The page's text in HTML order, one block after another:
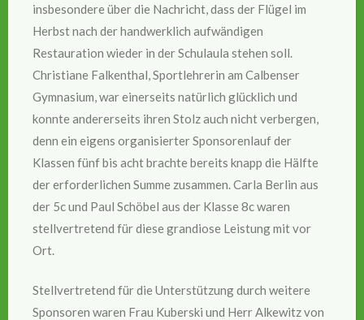
insbesondere über die Nachricht, dass der Flügel im
Herbst nach der handwerklich aufwändigen
Restauration wieder in der Schulaula stehen soll.
Christiane Falkenthal, Sportlehrerin am Calbenser
Gymnasium, war einerseits natürlich glücklich und
konnte andererseits ihren Stolz auch nicht verbergen,
denn ein eigens organisierter Sponsorenlauf der
Klassen fünf bis acht brachte bereits knapp die Hälfte
der erforderlichen Summe zusammen. Carla Berlin aus
der 5c und Paul Schöbel aus der Klasse 8c waren
stellvertretend für diese grandiose Leistung mit vor
Ort.
Stellvertretend für die Unterstützung durch weitere
Sponsoren waren Frau Kuberski und Herr Alkewitz von